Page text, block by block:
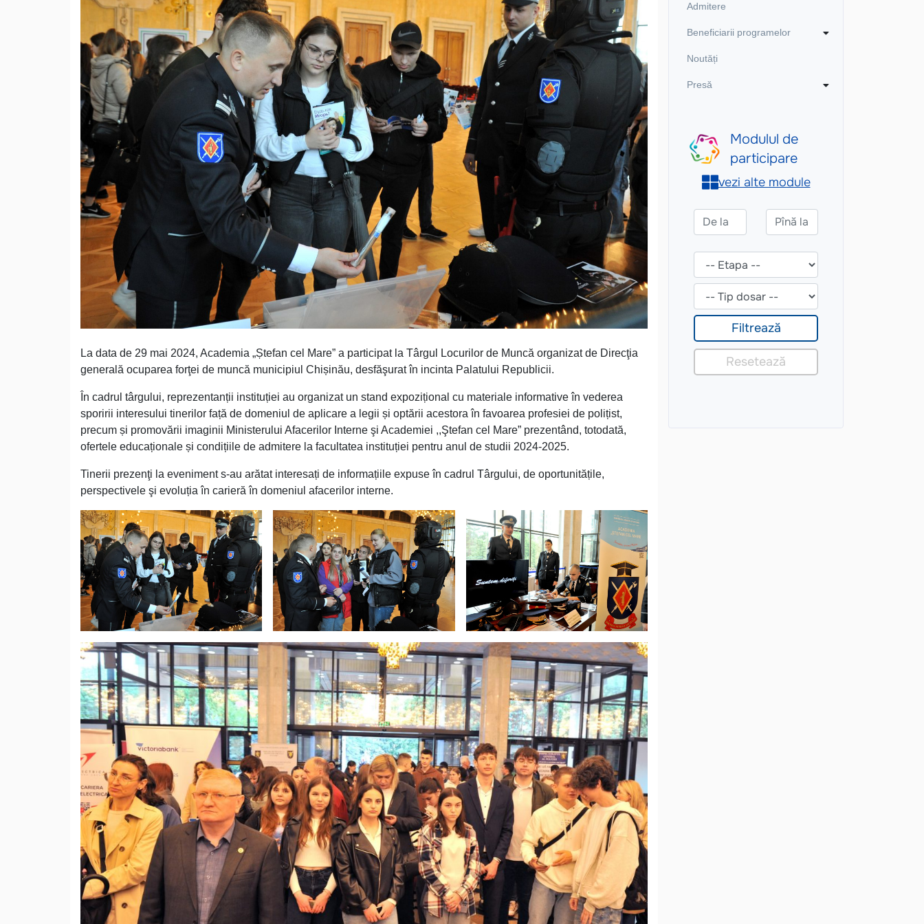
La data de 29 mai 2024, Academia „Ștefan cel Mare” a participat la Târgul Locurilor de Muncă organizat de Direcţia
generală ocuparea forţei de muncă municipiul Chișinău, desfăşurat în incinta Palatului Republicii.
În cadrul târgului, reprezentanții instituției au organizat un stand expozițional cu materiale informative în vederea
sporirii interesului tinerilor față de domeniul de aplicare a legii și optării acestora în favoarea profesiei de polițist,
precum și promovării imaginii Ministerului Afacerilor Interne şi Academiei ,,Ştefan cel Mare” prezentând, totodată,
ofertele educaționale și condițiile de admitere la facultatea instituției pentru anul de studii 2024-2025.
Tinerii prezenţi la eveniment s-au arătat interesați de informațiile expuse în cadrul Târgului, de oportunitățile,
perspectivele şi evoluția în carieră în domeniul afacerilor interne.
Admitere
Beneficiarii programelor
Noutăți
Presă